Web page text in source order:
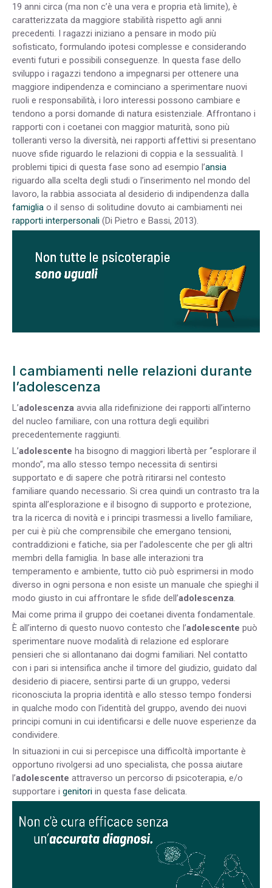
19 anni circa (ma non c’è una vera e propria età limite), è
caratterizzata da maggiore stabilità rispetto agli anni
precedenti. I ragazzi iniziano a pensare in modo più
sofisticato, formulando ipotesi complesse e considerando
eventi futuri e possibili conseguenze. In questa fase dello
sviluppo i ragazzi tendono a impegnarsi per ottenere una
maggiore indipendenza e cominciano a sperimentare nuovi
ruoli e responsabilità, i loro interessi possono cambiare e
tendono a porsi domande di natura esistenziale. Affrontano i
rapporti con i coetanei con maggior maturità, sono più
tolleranti verso la diversità, nei rapporti affettivi si presentano
nuove sfide riguardo le relazioni di coppia e la sessualità. I
problemi tipici di questa fase sono ad esempio l’ansia
riguardo alla scelta degli studi o l’inserimento nel mondo del
lavoro, la rabbia associata al desiderio di indipendenza dalla
famiglia o il senso di solitudine dovuto ai cambiamenti nei
rapporti interpersonali (Di Pietro e Bassi, 2013).
I cambiamenti nelle relazioni durante
l’adolescenza
L’adolescenza avvia alla ridefinizione dei rapporti all’interno
del nucleo familiare, con una rottura degli equilibri
precedentemente raggiunti.
L’adolescente ha bisogno di maggiori libertà per “esplorare il
mondo”, ma allo stesso tempo necessita di sentirsi
supportato e di sapere che potrà ritirarsi nel contesto
familiare quando necessario. Si crea quindi un contrasto tra la
spinta all’esplorazione e il bisogno di supporto e protezione,
tra la ricerca di novità e i principi trasmessi a livello familiare,
per cui è più che comprensibile che emergano tensioni,
contraddizioni e fatiche, sia per l’adolescente che per gli altri
membri della famiglia. In base alle interazioni tra
temperamento e ambiente, tutto ciò può esprimersi in modo
diverso in ogni persona e non esiste un manuale che spieghi il
modo giusto in cui affrontare le sfide dell’adolescenza
Mai come prima il gruppo dei coetanei diventa fondamentale.
È all’interno di questo nuovo contesto che l’adolescente può
sperimentare nuove modalità di relazione ed esplorare
pensieri che si allontanano dai dogmi familiari. Nel contatto
con i pari si intensifica anche il timore del giudizio, guidato dal
desiderio di piacere, sentirsi parte di un gruppo, vedersi
riconosciuta la propria identità e allo stesso tempo fondersi
in qualche modo con l’identità del gruppo, avendo dei nuovi
principi comuni in cui identificarsi e delle nuove esperienze da
condividere.
In situazioni in cui si percepisce una difficoltà importante è
opportuno rivolgersi ad uno specialista, che possa aiutare
l’adolescente attraverso un percorso di psicoterapia, e/o
supportare i genitori in questa fase delicata.